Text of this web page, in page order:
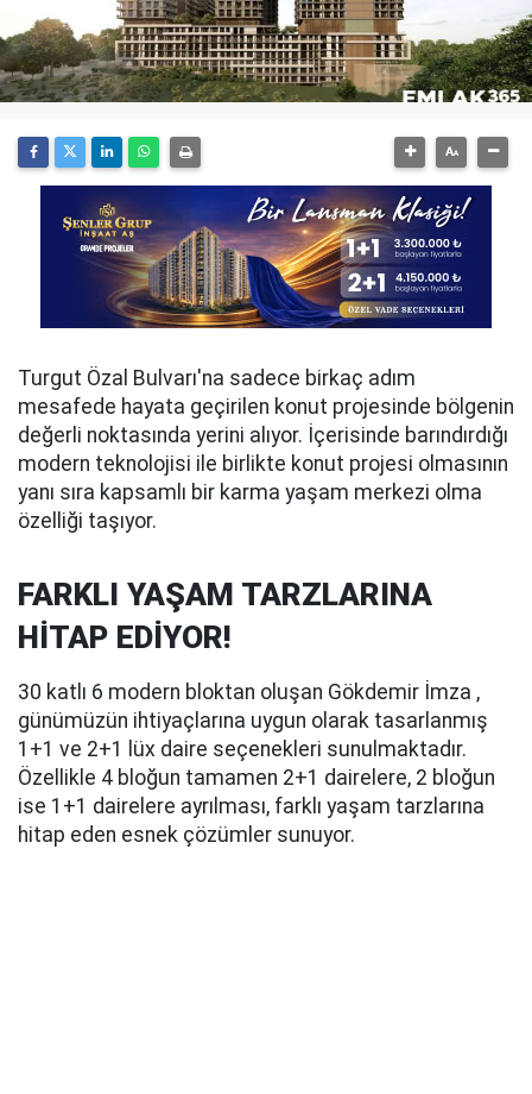
Turgut Özal Bulvarı'na sadece birkaç adım
mesafede hayata geçirilen konut projesinde bölgenin
değerli noktasında yerini alıyor. İçerisinde barındırdığı
modern teknolojisi ile birlikte konut projesi olmasının
yanı sıra kapsamlı bir karma yaşam merkezi olma
özelliği taşıyor.
FARKLI YAŞAM TARZLARINA
HİTAP EDİYOR!
30 katlı 6 modern bloktan oluşan Gökdemir İmza ,
günümüzün ihtiyaçlarına uygun olarak tasarlanmış
1+1 ve 2+1 lüx daire seçenekleri sunulmaktadır.
Özellikle 4 bloğun tamamen 2+1 dairelere, 2 bloğun
ise 1+1 dairelere ayrılması, farklı yaşam tarzlarına
hitap eden esnek çözümler sunuyor.